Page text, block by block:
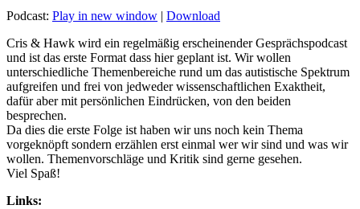
Podcast: Play in new window | Download
Cris & Hawk wird ein regelmäßig erscheinender Gesprächspodcast
und ist das erste Format dass hier geplant ist. Wir wollen
unterschiedliche Themenbereiche rund um das autistische Spektrum
aufgreifen und frei von jedweder wissenschaftlichen Exaktheit,
dafür aber mit persönlichen Eindrücken, von den beiden
besprechen.
Da dies die erste Folge ist haben wir uns noch kein Thema
vorgeknöpft sondern erzählen erst einmal wer wir sind und was wir
wollen. Themenvorschläge und Kritik sind gerne gesehen.
Viel Spaß!
Links: